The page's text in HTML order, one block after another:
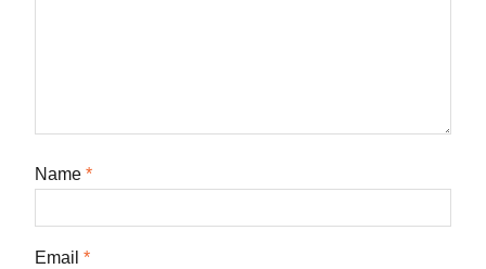
Name *
Email *